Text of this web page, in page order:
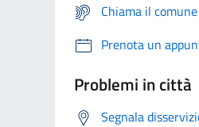
Chiama il
Prenota un
Problemi in città
Segnala